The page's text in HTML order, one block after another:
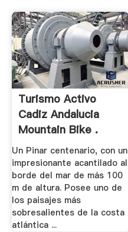
Turismo Activo
Cadiz Andalucia
Mountain Bike .
Un Pinar centenario, con un
impresionante acantilado al
borde del mar de más 100
m de altura. Posee uno de
los paisajes más
sobresalientes de la costa
atlántica ...